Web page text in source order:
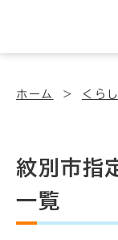
ホーム くら
紋別市指
一覧